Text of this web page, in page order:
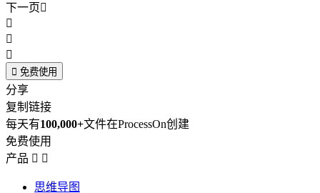
下一页



 免费使用
分享
复制链接
每天有100,000+文件在ProcessOn创建
免费使用
产品  
思维导图